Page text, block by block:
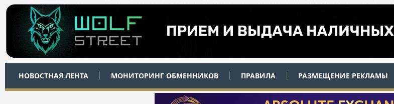
НОВОСТНАЯ ЛЕНТА МОНИТОРИНГ ОБМЕННИКОВ ПРАВИЛА РАЗМЕЩЕНИЕ РЕКЛАМЫ